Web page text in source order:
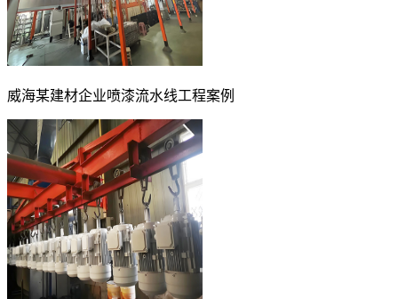
威海某建材企业喷漆流水线工程案例